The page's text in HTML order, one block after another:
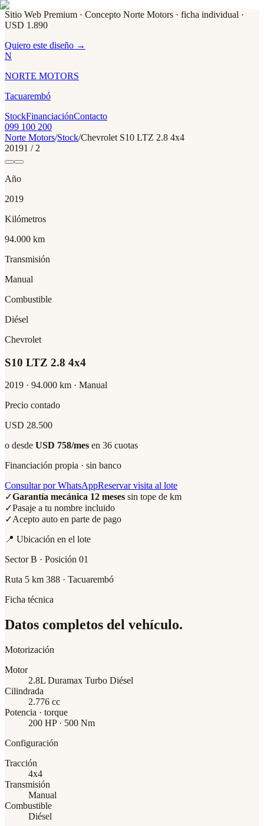
Sitio Web Premium · Concepto Norte Motors · ficha individual ·
USD 1.890
Quiero este diseño →
N
NORTE MOTORS
Tacuarembó
StockFinanciaciónContacto
099 100 200
Norte Motors/Stock/Chevrolet S10 LTZ 2.8 4x4
20191 / 2
Año
2019
Kilómetros
94.000 km
Transmisión
Manual
Combustible
Diésel
Chevrolet
S10 LTZ 2.8 4x4
2019 · 94.000 km · Manual
Precio contado
USD 28.500
o desde USD 758/mes en 36 cuotas
Financiación propia · sin banco
Consultar por WhatsAppReservar visita al lote
✓Garantía mecánica 12 meses sin tope de km
✓Pasaje a tu nombre incluido
✓Acepto auto en parte de pago
📍 Ubicación en el lote
Sector B · Posición 01
Ruta 5 km 388 · Tacuarembó
Ficha técnica
Datos completos del vehículo.
Motorización
Motor
2.8L Duramax Turbo Diésel
Cilindrada
2.776 cc
Potencia · torque
200 HP · 500 Nm
Configuración
Tracción
4x4
Transmisión
Manual
Combustible
Diésel